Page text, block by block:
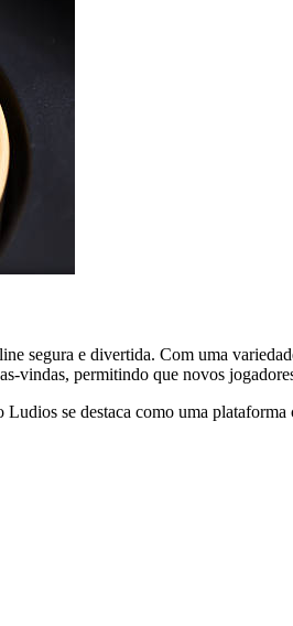
segura e divertida. Com uma
vindas, permitindo que novos
se destaca como uma